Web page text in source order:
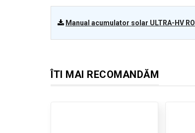
Manual acumulator solar ULTRA-HV RO
ÎTI MAI RECOMANDĂM